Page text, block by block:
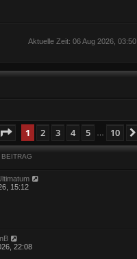
Aktuelle Zeit: 06 Aug 2026, 03:50
Seite von10
1 2 3 4 5 10
15:12
22:08